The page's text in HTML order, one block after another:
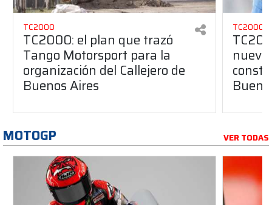
TC2000
TC2000: el plan que trazó
Tango Motorsport para la
organización del Callejero de
Buenos Aires
TC2000
MOTOGP VER TODAS